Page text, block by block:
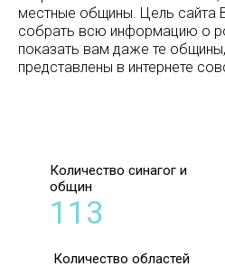
местные общины. Цель сайта
собрать всю информацию о
показать вам даже те
представлены в интернете
Количество синагог и
общин
113
Количество областей